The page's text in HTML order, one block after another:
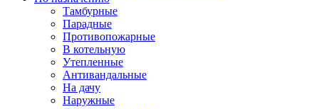
Тамбурные
Парадные
Противопожарные
В котельную
Утепленные
Антивандальные
На дачу
Наружные